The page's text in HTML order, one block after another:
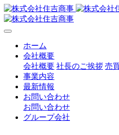
ホーム
会社概要
会社概要 社長のご挨拶 売
事業内容
最新情報
お問い合わせ
お問い合わせ
グループ会社